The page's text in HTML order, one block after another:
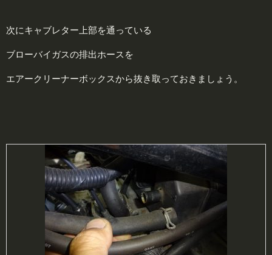
次にキャブレター上部を通っている
ブローバイガスの排出ホースを
エアークリーナーボックスから抜き取っておきましょう。